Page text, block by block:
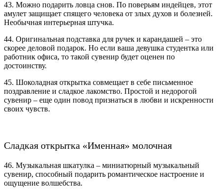
43. Можно подарить ловца снов. По поверьям индейцев, этот
амулет защищает спящего человека от злых духов и болезней.
Необычная интерьерная штучка.
44. Оригинальная подставка для ручек и карандашей – это
скорее деловой подарок. Но если ваша девушка студентка или
работник офиса, то такой сувенир будет оценен по
достоинству.
45. Шоколадная открытка совмещает в себе письменное
поздравление и сладкое лакомство. Простой и недорогой
сувенир – еще один повод признаться в любви и искренности
своих чувств.
Сладкая открытка «Именная» молочная
46. Музыкальная шкатулка – миниатюрный музыкальный
сувенир, способный подарить романтическое настроение и
ощущение волшебства.